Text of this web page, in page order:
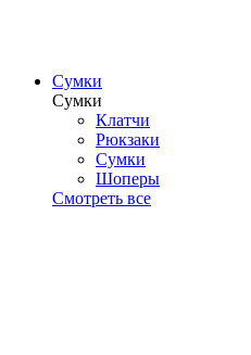
Сумки
Сумки
Клатчи
Рюкзаки
Сумки
Шоперы
Смотреть все